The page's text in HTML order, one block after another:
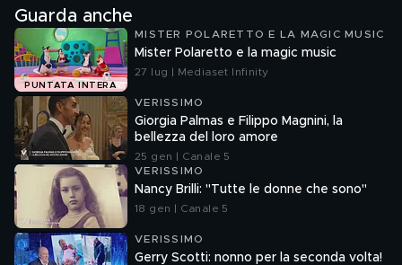
Guarda anche
PUNTATA INTERA
MISTER POLARETTO E LA MAGIC MUSIC
Mister Polaretto e la magic music
27 lug | Mediaset Infinity
VERISSIMO
Giorgia Palmas e Filippo Magnini, la
bellezza del loro amore
25 gen | Canale 5
VERISSIMO
Nancy Brilli: "Tutte le donne che sono"
18 gen | Canale 5
VERISSIMO
Gerry Scotti: nonno per la seconda volta!